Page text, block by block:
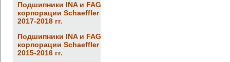
Подшипники INA и FAG
корпорации Schaeffler
2017-2018 гг.
Подшипники INA и FAG
корпорации Schaeffler
2015-2016 гг.